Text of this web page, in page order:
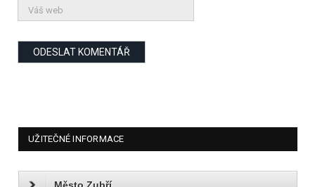
UŽITEČNÉ INFORMACE
Město Zubří